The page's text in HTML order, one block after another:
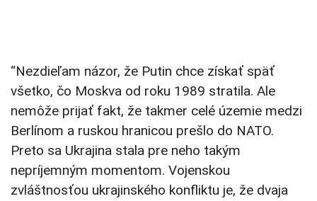
“Nezdieľam názor, že Putin chce získať späť
všetko, čo Moskva od roku 1989 stratila. Ale
nemôže prijať fakt, že takmer celé územie medzi
Berlínom a ruskou hranicou prešlo do NATO.
Preto sa Ukrajina stala pre neho takým
nepríjemným momentom. Vojenskou
zvláštnosťou ukrajinského konfliktu je, že dvaja